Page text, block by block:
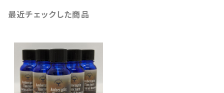
最近チェックした商品